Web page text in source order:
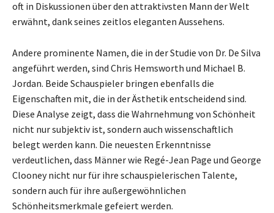
oft in Diskussionen über den attraktivsten Mann der Welt
erwähnt, dank seines zeitlos eleganten Aussehens.
Andere prominente Namen, die in der Studie von Dr. De Silva
angeführt werden, sind Chris Hemsworth und Michael B.
Jordan. Beide Schauspieler bringen ebenfalls die
Eigenschaften mit, die in der Ästhetik entscheidend sind.
Diese Analyse zeigt, dass die Wahrnehmung von Schönheit
nicht nur subjektiv ist, sondern auch wissenschaftlich
belegt werden kann. Die neuesten Erkenntnisse
verdeutlichen, dass Männer wie Regé-Jean Page und George
Clooney nicht nur für ihre schauspielerischen Talente,
sondern auch für ihre außergewöhnlichen
Schönheitsmerkmale gefeiert werden.